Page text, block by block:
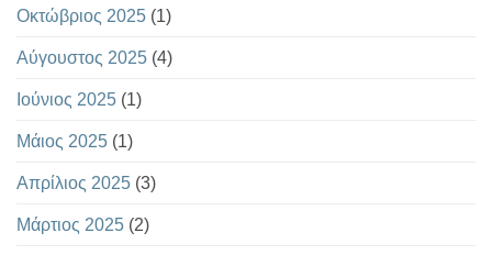
Οκτώβριος 2025 (1)
Αύγουστος 2025 (4)
Ιούνιος 2025 (1)
Μάιος 2025 (1)
Απρίλιος 2025 (3)
Μάρτιος 2025 (2)